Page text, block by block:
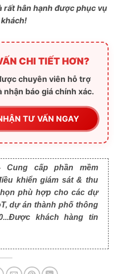
rất hân hạnh được phục vụ
CHI TIẾT HƠN?
chuyên viên hỗ trợ
nhận báo giá chính xác.
TƯ VẤN NGAY
Cung cấp phần mềm
khiển giám sát & thu
phù hợp cho các dự
dự án thành phố thông
khách hàng tin